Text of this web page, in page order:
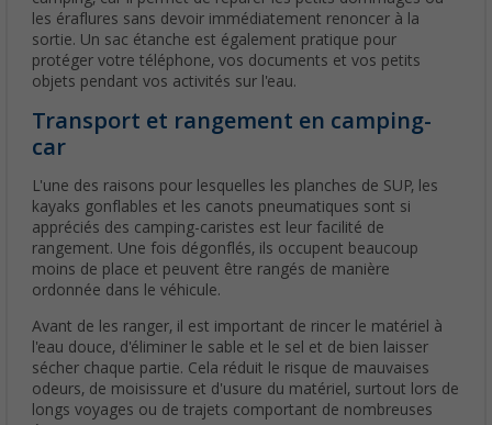
les éraflures sans devoir immédiatement renoncer à la
sortie. Un sac étanche est également pratique pour
protéger votre téléphone, vos documents et vos petits
objets pendant vos activités sur l'eau.
Transport et rangement en camping-
car
L'une des raisons pour lesquelles les planches de SUP, les
kayaks gonflables et les canots pneumatiques sont si
appréciés des camping-caristes est leur facilité de
rangement. Une fois dégonflés, ils occupent beaucoup
moins de place et peuvent être rangés de manière
ordonnée dans le véhicule.
Avant de les ranger, il est important de rincer le matériel à
l'eau douce, d'éliminer le sable et le sel et de bien laisser
sécher chaque partie. Cela réduit le risque de mauvaises
odeurs, de moisissure et d'usure du matériel, surtout lors de
longs voyages ou de trajets comportant de nombreuses